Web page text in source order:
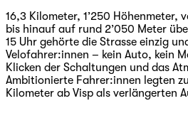
16,3 Kilometer, 1’250 Höhenmeter,
bis hinauf auf rund 2’050 Meter
15 Uhr gehörte die Strasse einzig
Velofahrer:innen – kein Auto, kein
Klicken der Schaltungen und das
Ambitionierte Fahrer:innen legten
Kilometer ab Visp als verlängerten